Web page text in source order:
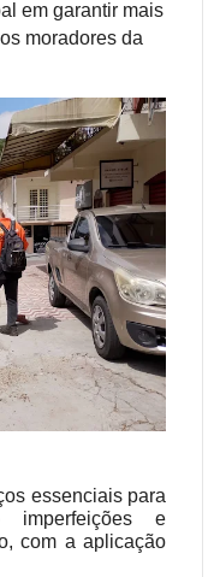
em garantir mais
moradores da
essenciais para
imperfeições e
com a aplicação